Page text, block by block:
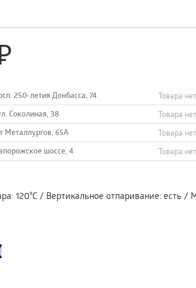
250-летия Донбасса, 74 Товара
Соколиная, 38 Товара
Металлургов, 65А Товара
шоссе, 4 Товара
: 120°С / Вертикальное отпаривание: есть /